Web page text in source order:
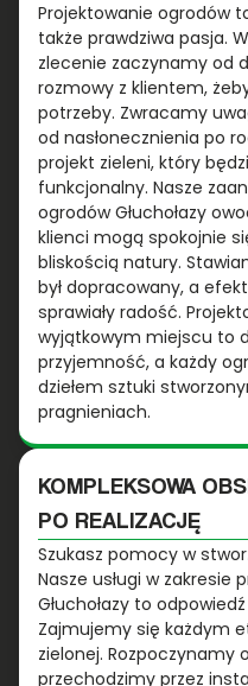
Projektowanie ogrodów
także prawdziwa pasja.
zlecenie zaczynamy od
rozmowy z klientem,
potrzeby. Zwracamy
od nasłonecznienia po
projekt zieleni, który
funkcjonalny. Nasze
ogrodów Głuchołazy
klienci mogą spokojnie
bliskością natury.
był dopracowany, a
sprawiały radość.
wyjątkowym miejscu to
przyjemność, a każdy
dziełem sztuki
pragnieniach.
KOMPLEKSOWA
PO REALIZACJĘ
Szukasz pomocy w
Nasze usługi w zakresie
Głuchołazy to
Zajmujemy się każdym
zielonej. Rozpoczynamy
przechodzimy przez